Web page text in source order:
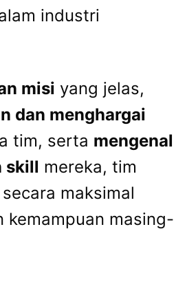
industri
misi yang jelas,
dan menghargai
tim, serta mengenal
skill mereka, tim
maksimal
kemampuan masing-